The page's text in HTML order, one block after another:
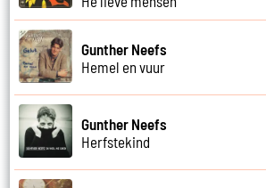
Gunther Neefs
Hemel en vuur
Gunther Neefs
Herfstekind